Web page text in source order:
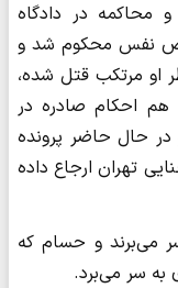
محاکمه در دادگاه
نفس محکوم شد و
او مرتکب قتل شده،
هم احکام صادره در
و در حال حاضر پرونده
تهران ارجاع داده
می‌برند و حسام که
سر می‌برد.